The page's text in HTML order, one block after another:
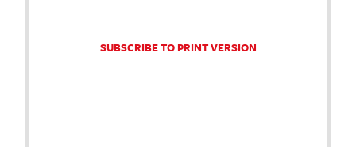
SUBSCRIBE TO PRINT VERSION